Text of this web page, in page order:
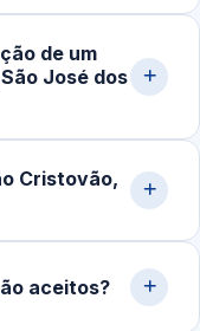
detalhado e
com vidro
de um
José dos
a instalação no
Cristovão,
de semana,
aceitos?